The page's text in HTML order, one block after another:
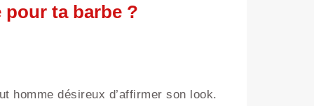
ta barbe ?
homme désireux d’affirmer son look.